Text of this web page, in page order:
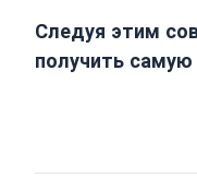
Следуя этим
получить